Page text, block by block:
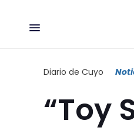
Diario de Cuyo
“Toy